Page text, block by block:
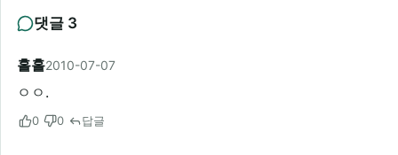
댓글 3
홀홀2010-07-07
ㅇㅇ.
0 0 답글